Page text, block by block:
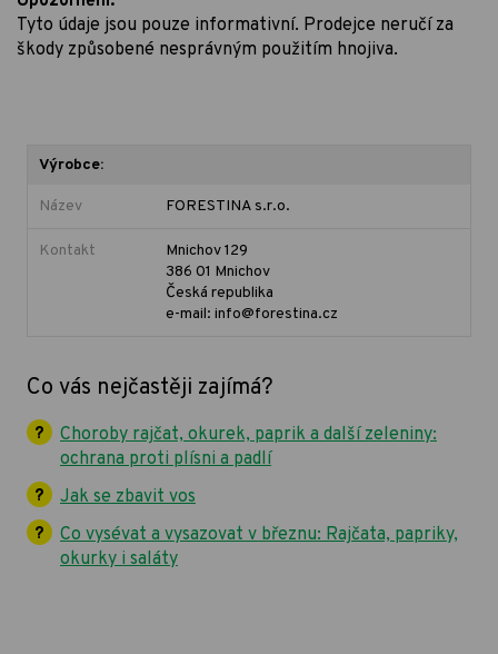
Tyto údaje jsou pouze informativní. Prodejce neručí za
škody způsobené nesprávným použitím hnojiva.
Výrobce:
Název FORESTINA s.r.o.
Kontakt
Mnichov 129
386 01 Mnichov
Česká republika
e-mail: info@forestina.cz
Co vás nejčastěji zajímá?
Choroby rajčat, okurek, paprik a další zeleniny:
ochrana proti plísni a padlí
Jak se zbavit vos
Co vysévat a vysazovat v březnu: Rajčata, papriky,
okurky i saláty